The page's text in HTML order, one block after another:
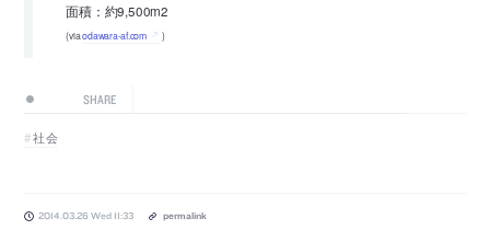
面積：約9,500m2
(viaodawara-af.com )
SHARE
社会
2014.03.26 Wed 11:33 permalink